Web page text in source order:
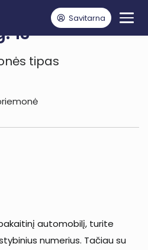
Savitarna
13
tipas
automobilį, turite
numerius. Tačiau su